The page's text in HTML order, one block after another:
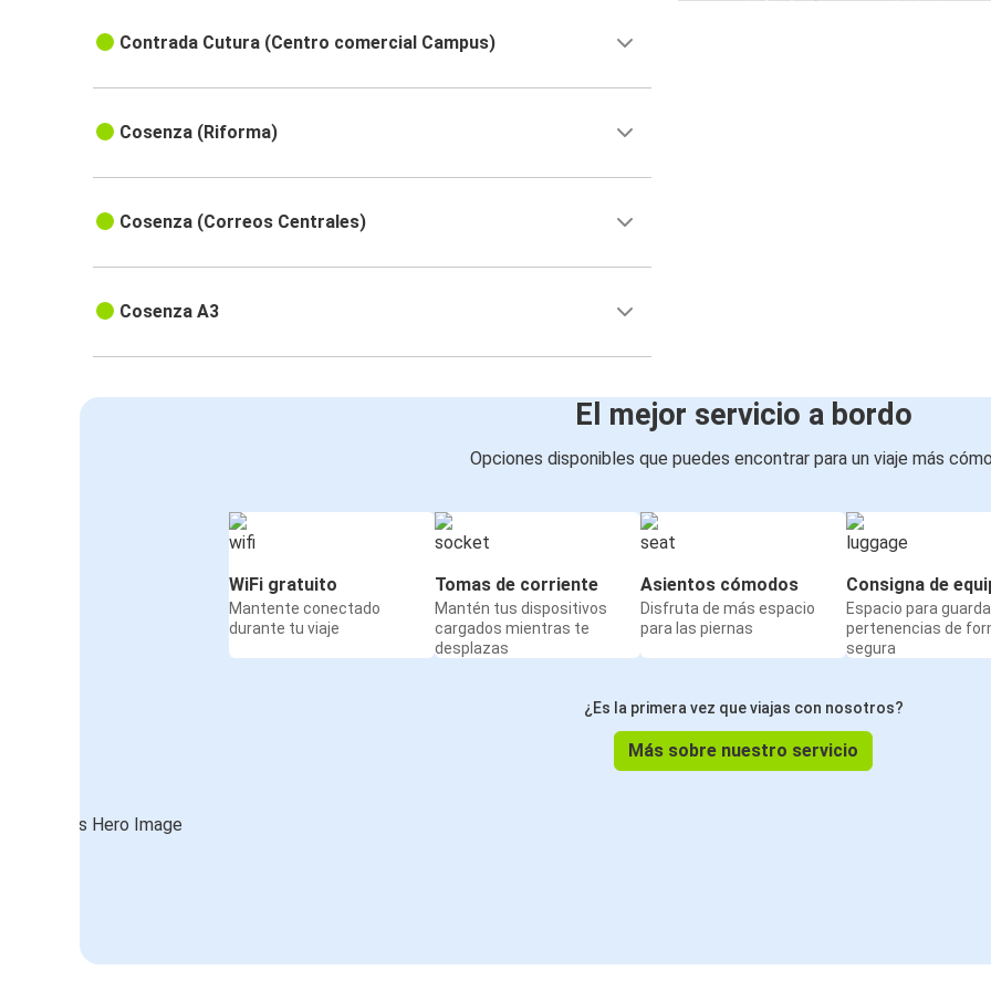
Contrada Cutura (Centro comercial Campus)
Cosenza (Riforma)
Cosenza (Correos Centrales)
Cosenza A3
El mejor servicio a bordo
Opciones disponibles que puedes encontrar para un viaje más
WiFi gratuito
Mantente conectado
durante tu viaje
Tomas de corriente
Mantén tus dispositivos
cargados mientras te
desplazas
Asientos cómodos
Disfruta de más espacio
para las piernas
Consigna de
Espacio para
pertenencias de
segura
¿Es la primera vez que viajas con nosotros?
Más sobre nuestro servicio